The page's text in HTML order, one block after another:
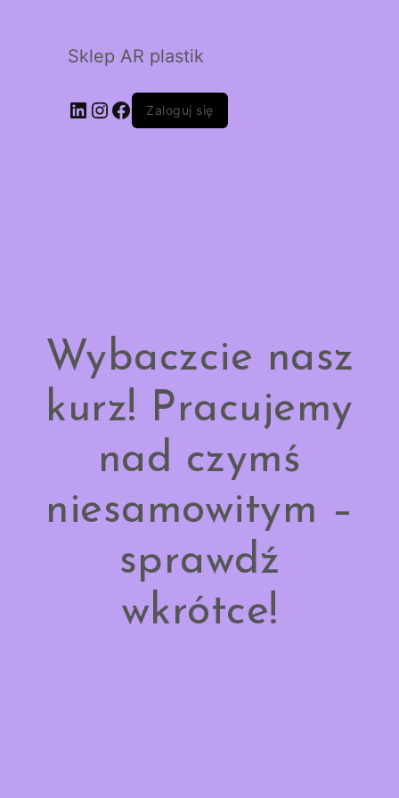
Sklep AR plastik
LinkedIn
Instagram
Facebook
Zaloguj się
Wybaczcie nasz
kurz! Pracujemy
nad czymś
niesamowitym –
sprawdź
wkrótce!